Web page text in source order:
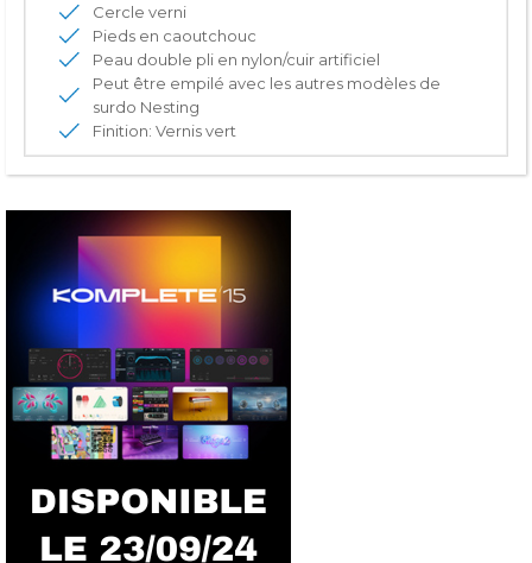
Cercle verni
Pieds en caoutchouc
Peau double pli en nylon/cuir artificiel
Peut être empilé avec les autres modèles de
surdo Nesting
Finition: Vernis vert